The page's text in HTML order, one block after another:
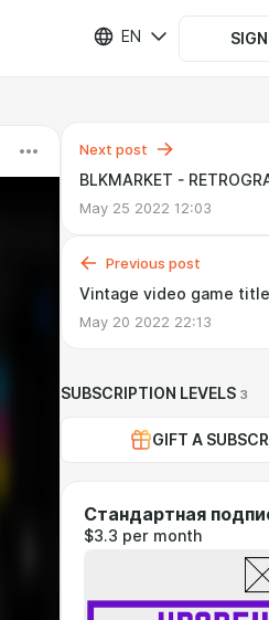
EN
Next post
BLKMARKET -
May 25 2022 12:03
Previous post
Vintage video game
May 20 2022 22:13
SUBSCRIPTION LEVELS 3
GIFT A
Стандартная
$3.3 per month